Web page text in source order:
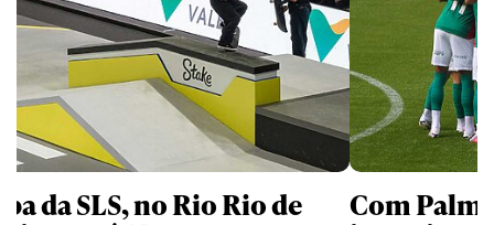
da SLS, no Rio Rio de Com